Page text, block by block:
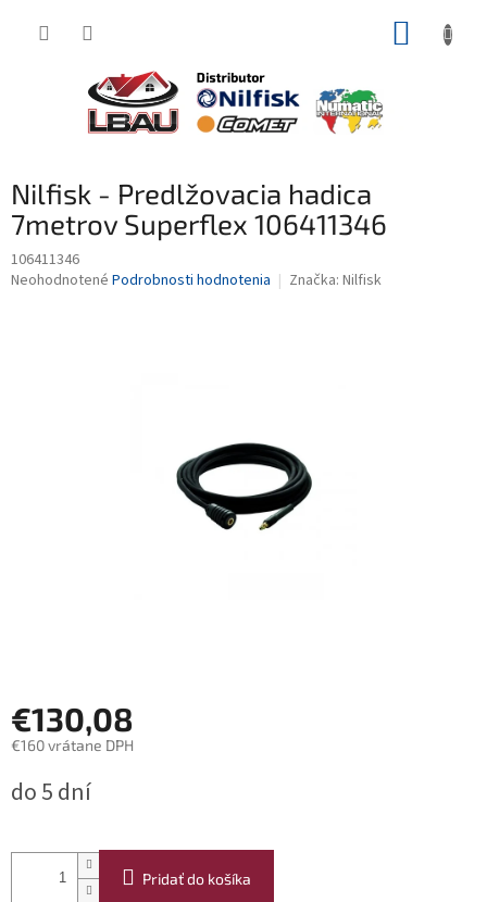
Nilfisk - Predlžovacia hadica
7metrov Superflex 106411346
106411346
Priemerné
Neohodnotené Podrobnosti hodnotenia Značka: Nilfisk
€130,08
€160 vrátane DPH
cena:
do 5 dní
Pridať do košíka